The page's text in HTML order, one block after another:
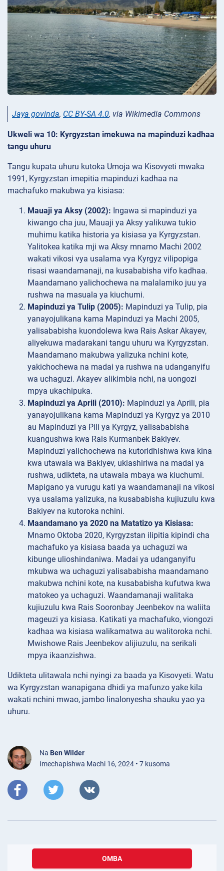
Jaya govinda, CC BY-SA 4.0, via Wikimedia Commons
Ukweli wa 10: Kyrgyzstan imekuwa na mapinduzi kadhaa
tangu uhuru
Tangu kupata uhuru kutoka Umoja wa Kisovyeti mwaka
1991, Kyrgyzstan imepitia mapinduzi kadhaa na
machafuko makubwa ya kisiasa:
Mauaji ya Aksy (2002): Ingawa si mapinduzi ya
kiwango cha juu, Mauaji ya Aksy yalikuwa tukio
muhimu katika historia ya kisiasa ya Kyrgyzstan.
Yalitokea katika mji wa Aksy mnamo Machi 2002
wakati vikosi vya usalama vya Kyrgyz vilipopiga
risasi waandamanaji, na kusababisha vifo kadhaa.
Maandamano yalichochewa na malalamiko juu ya
rushwa na masuala ya kiuchumi.
Mapinduzi ya Tulip (2005): Mapinduzi ya Tulip, pia
yanayojulikana kama Mapinduzi ya Machi 2005,
yalisababisha kuondolewa kwa Rais Askar Akayev,
aliyekuwa madarakani tangu uhuru wa Kyrgyzstan.
Maandamano makubwa yalizuka nchini kote,
yakichochewa na madai ya rushwa na udanganyifu
wa uchaguzi. Akayev alikimbia nchi, na uongozi
mpya ukachipuka.
Mapinduzi ya Aprili (2010): Mapinduzi ya Aprili, pia
yanayojulikana kama Mapinduzi ya Kyrgyz ya 2010
au Mapinduzi ya Pili ya Kyrgyz, yalisababisha
kuangushwa kwa Rais Kurmanbek Bakiyev.
Mapinduzi yalichochewa na kutoridhishwa kwa kina
kwa utawala wa Bakiyev, ukiashiriwa na madai ya
rushwa, udikteta, na utawala mbaya wa kiuchumi.
Mapigano ya vurugu kati ya waandamanaji na vikosi
vya usalama yalizuka, na kusababisha kujiuzulu kwa
Bakiyev na kutoroka nchini.
Maandamano ya 2020 na Matatizo ya Kisiasa:
Mnamo Oktoba 2020, Kyrgyzstan ilipitia kipindi cha
machafuko ya kisiasa baada ya uchaguzi wa
kibunge ulioshindaniwa. Madai ya udanganyifu
mkubwa wa uchaguzi yalisababisha maandamano
makubwa nchini kote, na kusababisha kufutwa kwa
matokeo ya uchaguzi. Waandamanaji walitaka
kujiuzulu kwa Rais Sooronbay Jeenbekov na waliita
mageuzi ya kisiasa. Katikati ya machafuko, viongozi
kadhaa wa kisiasa walikamatwa au walitoroka nchi.
Mwishowe Rais Jeenbekov alijiuzulu, na serikali
mpya ikaanzishwa.
Udikteta ulitawala nchi nyingi za baada ya Kisovyeti. Watu
wa Kyrgyzstan wanapigana dhidi ya mafunzo yake kila
wakati nchini mwao, jambo linalonyesha shauku yao ya
uhuru.
Na Ben Wilder
Imechapishwa Machi 16, 2024 • 7 kusoma
OMBA